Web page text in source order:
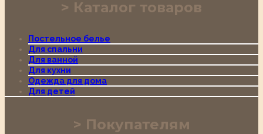
Каталог товаров
Постельное белье
Для спальни
Для ванной
Для кухни
Одежда для дома
Для детей
Покупателям